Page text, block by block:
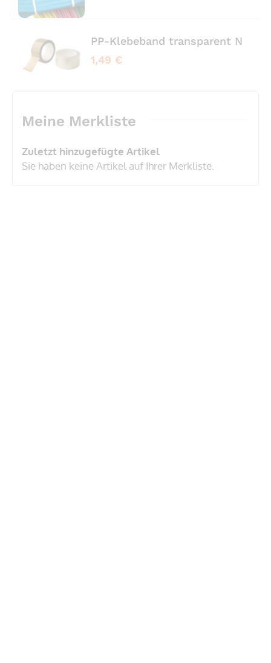
PP-Klebeband transparent No
1,49 €
Meine Merkliste
Zuletzt hinzugefügte Artikel
Sie haben keine Artikel auf Ihrer Merkliste.